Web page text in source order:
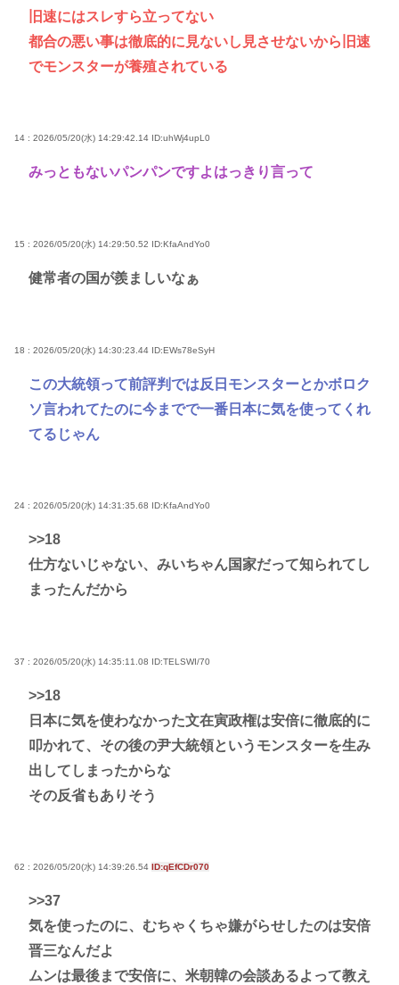
旧速にはスレすら立ってない
都合の悪い事は徹底的に見ないし見させないから旧速
でモンスターが養殖されている
14 : 2026/05/20(水) 14:29:42.14 ID:uhWj4upL0
みっともないパンパンですよはっきり言って
15 : 2026/05/20(水) 14:29:50.52 ID:KfaAndYo0
健常者の国が羨ましいなぁ
18 : 2026/05/20(水) 14:30:23.44 ID:EWs78eSyH
この大統領って前評判では反日モンスターとかボロク
ソ言われてたのに今までで一番日本に気を使ってくれ
てるじゃん
24 : 2026/05/20(水) 14:31:35.68 ID:KfaAndYo0
>>18
仕方ないじゃない、みいちゃん国家だって知られてし
まったんだから
37 : 2026/05/20(水) 14:35:11.08 ID:TELSWI/70
>>18
日本に気を使わなかった文在寅政権は安倍に徹底的に
叩かれて、その後の尹大統領というモンスターを生み
出してしまったからな
その反省もありそう
62 : 2026/05/20(水) 14:39:26.54 ID:qEfCDr070
>>37
気を使ったのに、むちゃくちゃ嫌がらせしたのは安倍
晋三なんだよ
ムンは最後まで安倍に、米朝韓の会談あるよって教え